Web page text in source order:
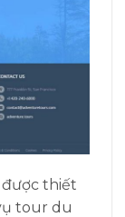
thiết
tour du